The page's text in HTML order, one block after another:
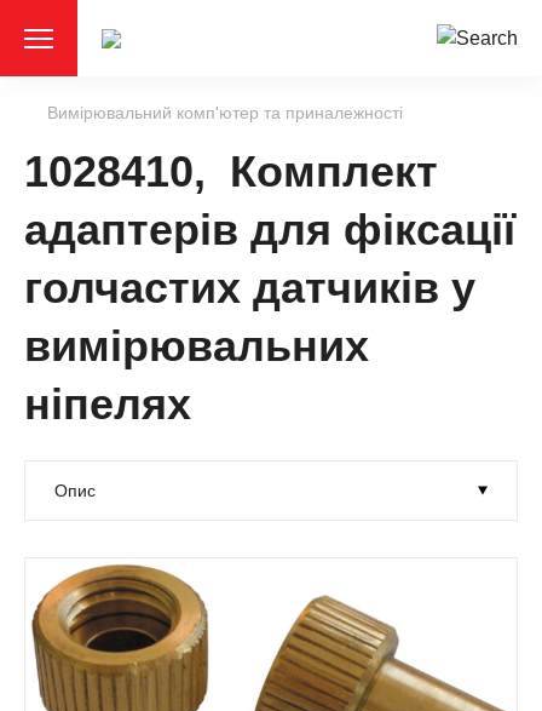
Вимірювальний комп'ютер та приналежності
1028410, Комплект
адаптерів для фіксації
голчастих датчиків у
вимірювальних
ніпелях